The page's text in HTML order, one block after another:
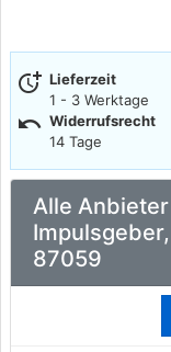
more_time Lieferzeit
1 - 3 Werktage
undo Widerrufsrecht
14 Tage
Alle
87059